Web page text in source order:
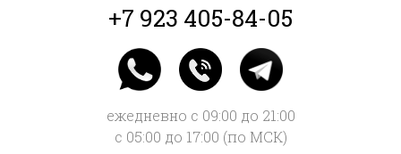
+7 923 405-84-05
ежедневно с 09:00 до 21:00
с 05:00 до 17:00 (по МСК)